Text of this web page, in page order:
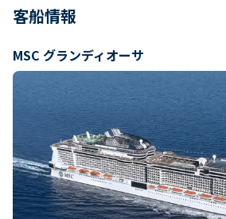
客船情報
MSC グランディオーサ